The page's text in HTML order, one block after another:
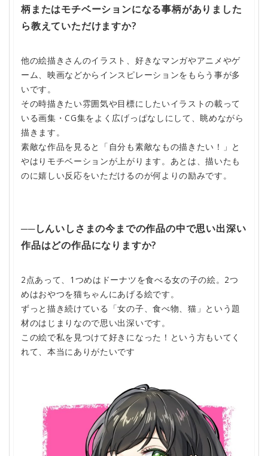
柄またはモチベーションになる事柄がありました
ら教えていただけますか?
他の絵描きさんのイラスト、好きなマンガやアニメやゲ
ーム、映画などからインスピレーションをもらう事が多
いです。
その時描きたい雰囲気や目標にしたいイラストの載って
いる画集・CG集をよく広げっぱなしにして、眺めながら
描きます。
素敵な作品を見ると「自分も素敵なもの描きたい！」と
やはりモチベーションが上がります。あとは、描いたも
のに嬉しい反応をいただけるのが何よりの励みです。
──しんいしさまの今までの作品の中で思い出深い
作品はどの作品になりますか?
2点あって、1つめはドーナツを食べる女の子の絵。2つ
めはおやつを猫ちゃんにあげる絵です。
ずっと描き続けている「女の子、食べ物、猫」という題
材のはじまりなので思い出深いです。
この絵で私を見つけて好きになった！という方もいてく
れて、本当にありがたいです